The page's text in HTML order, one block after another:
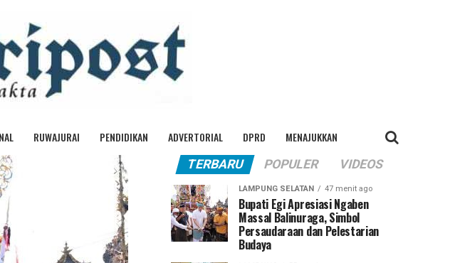
RUWAJURAI PENDIDIKAN ADVERTORIAL DPRD MENAJUKKAN
TERBARU POPULER VIDEOS
LAMPUNG SELATAN 47 menit ago
Bupati Egi Apresiasi Ngaben
Massal Balinuraga, Simbol
Persaudaraan dan Pelestarian
Budaya